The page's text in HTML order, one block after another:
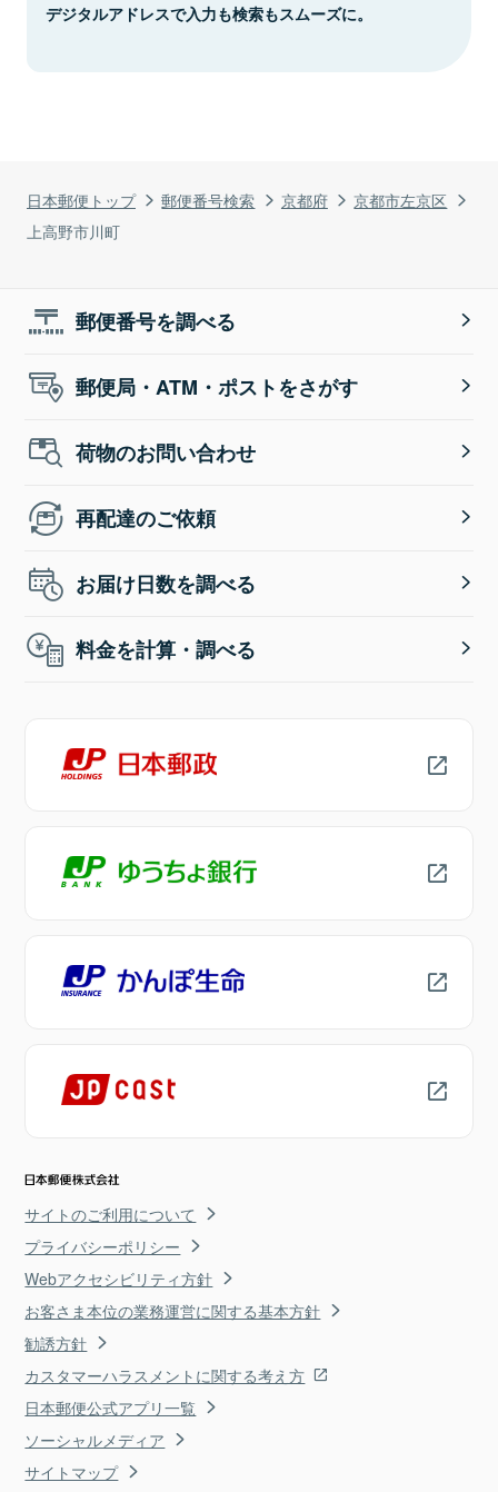
日本郵便トップ 郵便番号検索 京都府
京都市左京区
上高野市川町
デジタルアドレスで入力も検索もスムーズに。
郵便番号を調べる
郵便局・ATM・ポストをさがす
荷物のお問い合わせ
再配達のご依頼
お届け日数を調べる
料金を計算・調べる
サイトのご利用について
プライバシーポリシー
Webアクセシビリティ方針
お客さま本位の業務運営に関する基本方針
勧誘方針
カスタマーハラスメントに関する考え方
日本郵便公式アプリ一覧
ソーシャルメディア
サイトマップ